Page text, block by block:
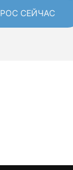
СЕЙЧАС